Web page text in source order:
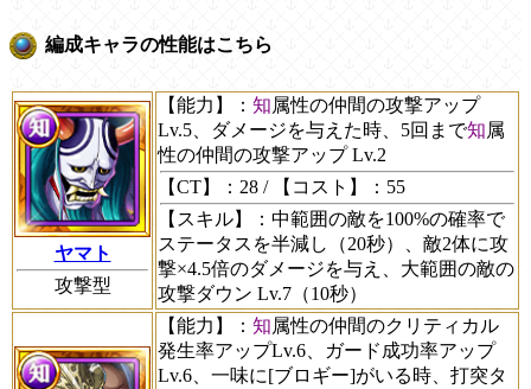
編成キャラの性能はこちら
ヤマト
攻撃型
【能力】 ： 知属性の仲間の攻撃アップ
Lv.5、ダメージを与えた時、5回まで知属
性の仲間の攻撃アップ Lv.2
【CT】
：28 / 【コスト】
：55
【スキル】
：中範囲の敵を100%の確率で
ステータスを半減し（20秒）、敵2体に攻
撃×4.5倍のダメージを与え、大範囲の敵の
攻撃ダウン Lv.7（10秒）
【能力】 ： 知属性の仲間のクリティカル
発生率アップLv.6、ガード成功率アップ
Lv.6、一味に[ブロギー]がいる時、打突タ